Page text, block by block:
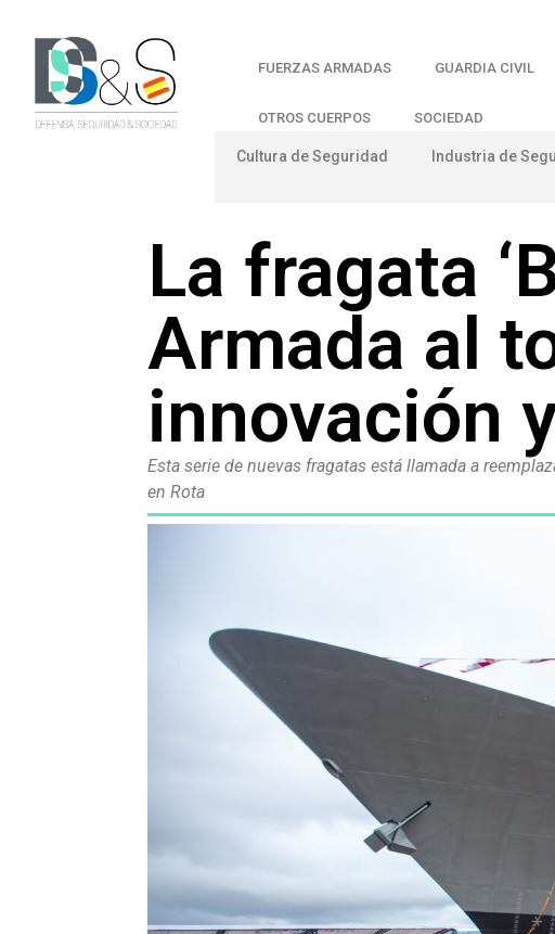
FUERZAS ARMADAS GUARDIA CIVIL
OTROS CUERPOS SOCIEDAD
Cultura de Seguridad Industria de
La fragata
Armada al
innovación
Esta serie de nuevas fragatas está llamada a
en Rota